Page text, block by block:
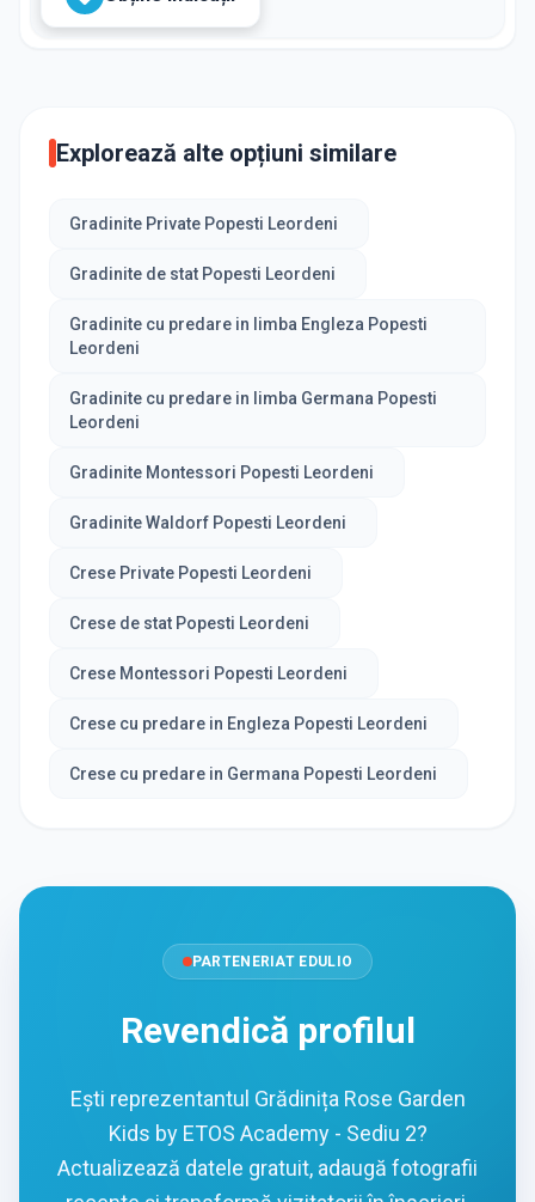
Explorează alte opțiuni similare
Gradinite Private Popesti Leordeni
Gradinite de stat Popesti Leordeni
Gradinite cu predare in limba Engleza Popesti
Leordeni
Gradinite cu predare in limba Germana Popesti
Leordeni
Gradinite Montessori Popesti Leordeni
Gradinite Waldorf Popesti Leordeni
Crese Private Popesti Leordeni
Crese de stat Popesti Leordeni
Crese Montessori Popesti Leordeni
Crese cu predare in Engleza Popesti Leordeni
Crese cu predare in Germana Popesti Leordeni
PARTENERIAT EDULIO
Revendică profilul
Ești reprezentantul Grădinița Rose Garden
Kids by ETOS Academy - Sediu 2?
Actualizează datele gratuit, adaugă fotografii